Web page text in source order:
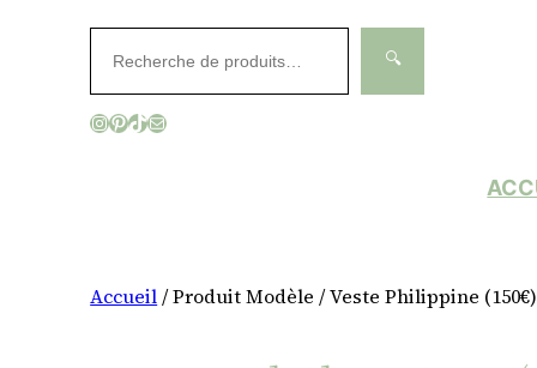
🔍
Instagram
Pinterest
TikTok
E-mail
Accueil/ Produit Modèle / Veste Philippine (150€)